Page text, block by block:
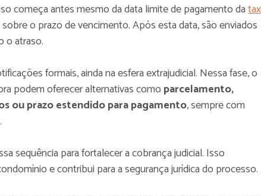
começa antes mesmo da data limite de pagamento da
o prazo de vencimento. Após esta data, são enviados
o atraso.
formais, ainda na esfera extrajudicial. Nessa fase, o
podem oferecer alternativas comoparcelamento,
ou prazo estendido para pagamento, sempre com
sequência para fortalecer a cobrança judicial. Isso
e contribui para a segurança jurídica do processo.